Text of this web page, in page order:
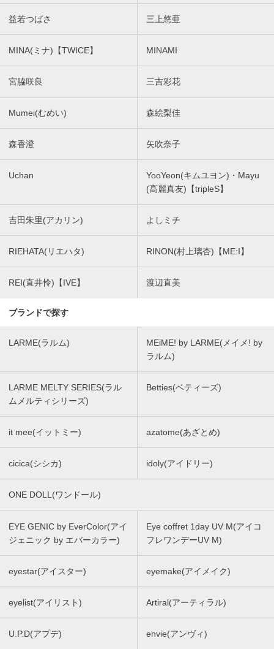
益若つばさ 三上悠亜
MINA(ミナ)【TWICE】 MINAMI
宮脇咲良 三吉彩花
Mumei(むめい) 森絵梨佳
森香澄 矢吹奈子
Uchan
YooYeon(キムユヨン)・Mayu
(髙麗真友)【tripleS】
吉田朱里(アカリン) よしミチ
RIEHATA(リエハタ) RINON(村上璃杏)【ME:I】
REI(直井怜)【IVE】 渡辺直美
ブランドで探す
LARME(ラルム)
MEiME! by LARME(メイメ! by
ラルム)
LARME MELTY SERIES(ラル
ムメルティシリーズ)
Betties(ベティーズ)
it mee(イットミー) azatome(あざとめ)
cicica(シシカ) idoly(アイドリー)
ONE DOLL(ワンドール)
EYE GENIC by EverColor(アイ
ジェニック by エバーカラー)
Eye coffret 1day UV M(アイコ
フレワンデーUV M)
eyestar(アイスター) eyemake(アイメイク)
eyelist(アイリスト) Artiral(アーティラル)
U.P.D(アプデ) envie(アンヴィ)